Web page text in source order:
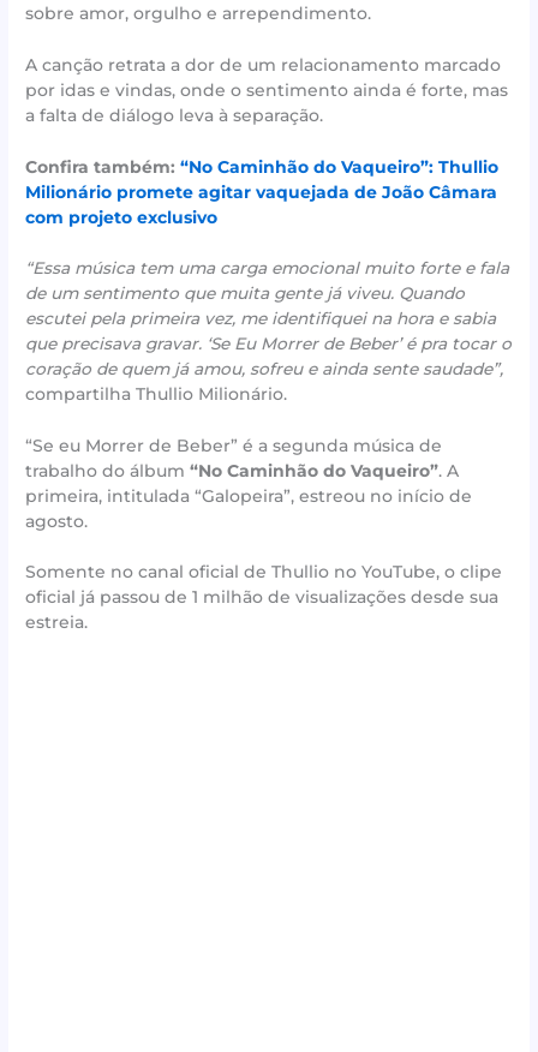
sobre amor, orgulho e arrependimento.
A canção retrata a dor de um relacionamento marcado
por idas e vindas, onde o sentimento ainda é forte, mas
a falta de diálogo leva à separação.
Confira também:“No Caminhão do Vaqueiro”: Thullio
Milionário promete agitar vaquejada de João Câmara
com projeto exclusivo
“Essa música tem uma carga emocional muito forte e fala
de um sentimento que muita gente já viveu. Quando
escutei pela primeira vez, me identifiquei na hora e sabia
que precisava gravar. ‘Se Eu Morrer de Beber’ é pra tocar o
coração de quem já amou, sofreu e ainda sente saudade”,
compartilha Thullio Milionário.
“Se eu Morrer de Beber” é a segunda música de
trabalho do álbum“No Caminhão do Vaqueiro”. A
primeira, intitulada “Galopeira”, estreou no início de
agosto.
Somente no canal oficial de Thullio no YouTube, o clipe
oficial já passou de 1 milhão de visualizações desde sua
estreia.